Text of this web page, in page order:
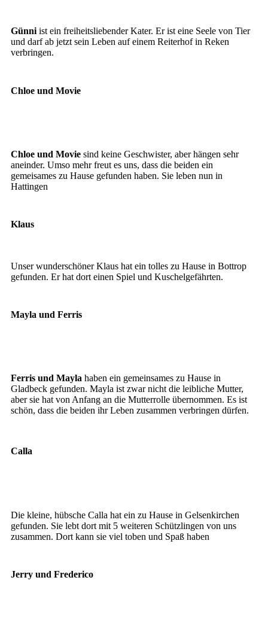
Günniist ein freiheitsliebender Kater. Er ist eine Seele von Tier
und darf ab jetzt sein Leben auf einem Reiterhof in Reken
verbringen.
Chloe und Movie
Chloe und Moviesind keine Geschwister, aber hängen sehr
aneinder. Umso mehr freut es uns, dass die beiden ein
gemeisames zu Hause gefunden haben. Sie leben nun in
Hattingen
Klaus
Unser wunderschöner Klaus hat ein tolles zu Hause in Bottrop
gefunden. Er hat dort einen Spiel und Kuschelgefährten.
Mayla und Ferris
Ferris und Mayla haben ein gemeinsames zu Hause in
Gladbeck gefunden. Mayla ist zwar nicht die leibliche Mutter,
aber sie hat von Anfang an die Mutterrolle übernommen. Es ist
schön, dass die beiden ihr Leben zusammen verbringen dürfen.
Calla
Die kleine, hübsche Calla hat ein zu Hause in Gelsenkirchen
gefunden. Sie lebt dort mit 5 weiteren Schützlingen von uns
zusammen. Dort kann sie viel toben und Spaß haben
Jerry und Frederico